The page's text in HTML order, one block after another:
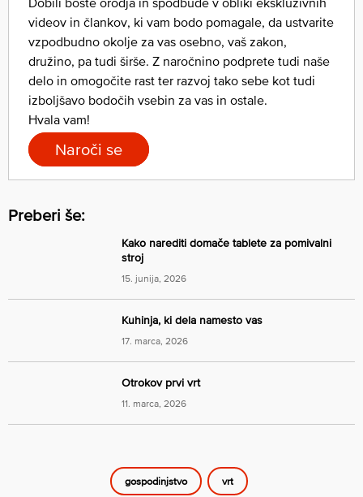
videov in člankov, ki vam bodo pomagale, da ustvarite
vzpodbudno okolje za vas osebno, vaš zakon,
družino, pa tudi širše. Z naročnino podprete tudi naše
delo in omogočite rast ter razvoj tako sebe kot tudi
izboljšavo bodočih vsebin za vas in ostale.
Hvala vam!
Naroči se
Preberi še:
Kako narediti domače tablete za pomivalni
stroj
15. junija, 2026
Kuhinja, ki dela namesto vas
17. marca, 2026
Otrokov prvi vrt
11. marca, 2026
gospodinjstvo vrt